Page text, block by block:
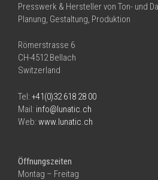
Presswerk & Hersteller von Ton- und
Planung, Gestaltung, Produktion
Römerstrasse 6
CH-4512 Bellach
Switzerland
Tel: +41(0)32 618 28 00
Mail: info@lunatic.ch
Web: www.lunatic.ch
Öffnungszeiten
Montag – Freitag